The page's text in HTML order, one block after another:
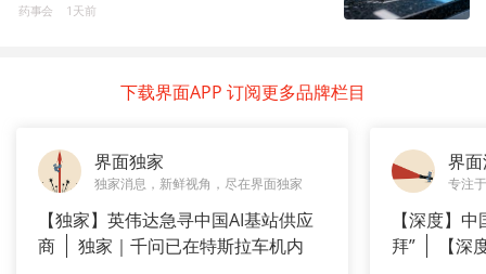
药事会 1天前
下载界面APP 订阅更多品牌栏目
界面独家
独家消息，新鲜视角，尽在界面独家
【独家】英伟达急寻中国AI基站供应
商
独家｜千问已在特斯拉车机内
界
专注
【深度】
拜”
【